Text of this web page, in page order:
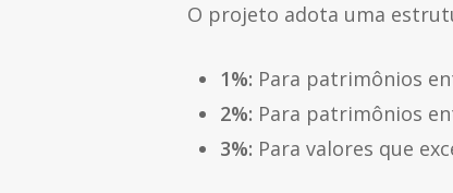
O projeto adota uma
1%: Para patrimônios
2%: Para patrimônios
3%: Para valores que